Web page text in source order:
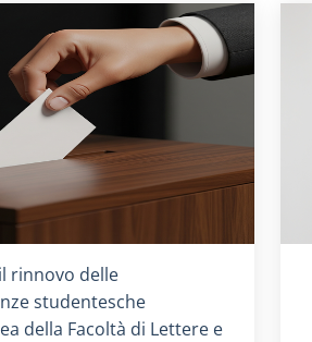
rinnovo delle
studentesche
della Facoltà di Lettere e